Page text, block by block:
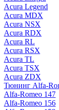
Acura Legend
Acura MDX
Acura NSX
Acura RDX
Acura RL
Acura RSX
Acura TL
Acura TSX
Acura ZDX
Тюнинг Alfa-
Alfa-Romeo 147
Alfa-Romeo 156